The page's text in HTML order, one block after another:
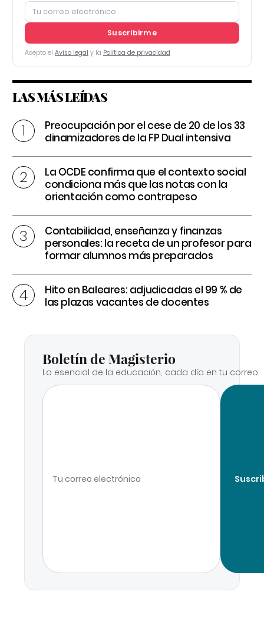
Suscribirme
Acepto el Aviso legal y la Política de privacidad
LAS MÁS LEÍDAS
Preocupación por el cese de 20 de los 33
dinamizadores de la FP Dual intensiva
La OCDE confirma que el contexto social
condiciona más que las notas con la
orientación como contrapeso
Contabilidad, enseñanza y finanzas
personales: la receta de un profesor para
formar alumnos más preparados
Hito en Baleares: adjudicadas el 99 % de
las plazas vacantes de docentes
Boletín de Magisterio
Lo esencial de la educación, cada día en tu correo.